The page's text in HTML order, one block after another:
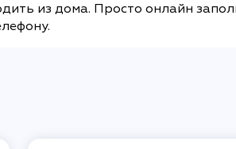
из дома. Просто онлайн